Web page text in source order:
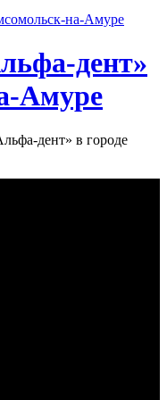
дент»‎
Амуре
дент» в городе